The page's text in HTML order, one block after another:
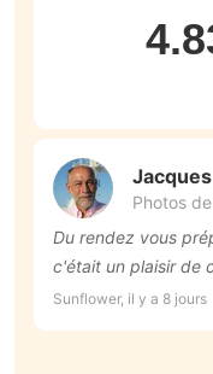
Jacques
Photos
Du rendez vous
c'était un plaisir de
recommandons
Sunflower, il y a 8 jours